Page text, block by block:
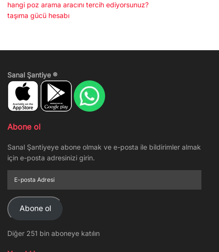
hangi poz arama aracını tercih ediyorsunuz?
taşıma gücü hesabı
Sanal Şantiye ®
Abone ol
Sanal Şantiyeye abone olmak ve e-posta ile bildirimler almak
için e-posta adresinizi girin.
posta
Adresi
Abone ol
Diğer 251 bin aboneye katılın